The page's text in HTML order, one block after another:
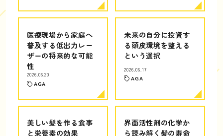
医療現場から家庭へ
普及する低出力レー
ザーの将来的な可能
性
2026.06.20
AGA
未来の自分に投資す
る頭皮環境を整える
という選択
2026.06.17
AGA
美しい髪を作る食事
と栄養素の効果
界面活性剤の化学か
ら読み解く髪の寿命